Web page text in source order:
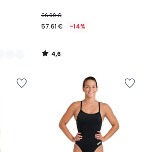
66.99 €
57.61 € -14%
4,6
/